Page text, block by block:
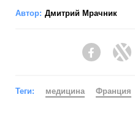
Автор: Дмитрий Мрачник
Facebook
Теги: медицина Франция